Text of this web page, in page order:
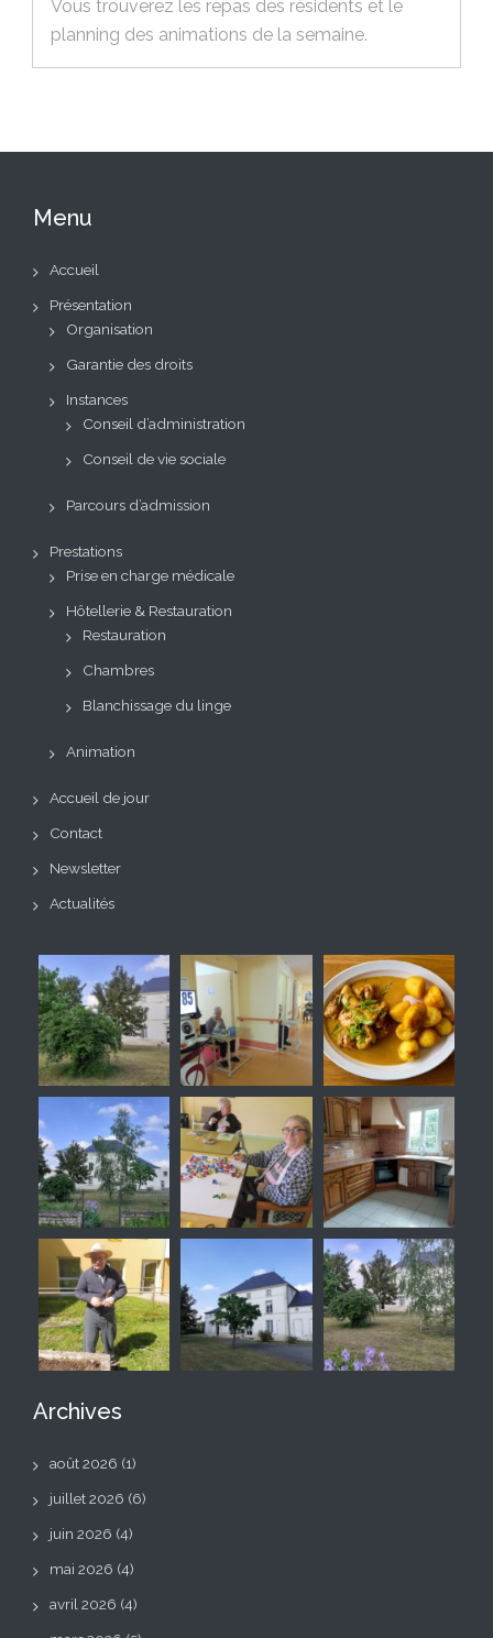
Vous trouverez les repas des résidents et le
planning des animations de la semaine.
Menu
Accueil
Présentation
Organisation
Garantie des droits
Instances
Conseil d’administration
Conseil de vie sociale
Parcours d’admission
Prestations
Prise en charge médicale
Hôtellerie & Restauration
Restauration
Chambres
Blanchissage du linge
Animation
Accueil de jour
Contact
Newsletter
Actualités
Archives
août 2026 (1)
juillet 2026 (6)
juin 2026 (4)
mai 2026 (4)
avril 2026 (4)